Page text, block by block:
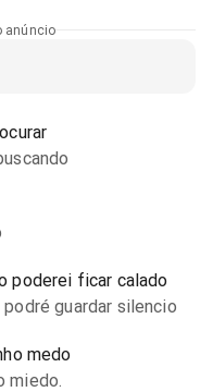
anúncio
poderei ficar calado
guardar silencio
medo
miedo.